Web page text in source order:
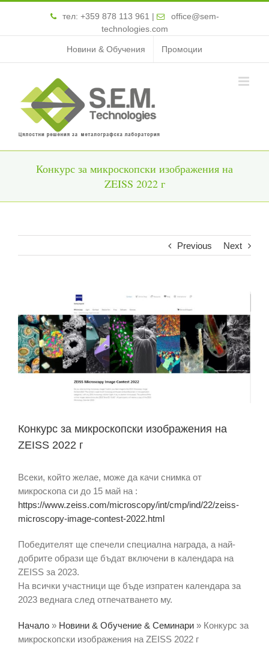
тел: +359 878 113 961 |
office@sem-
technologies.com
Новини & Обучения Промоции
Конкурс за микроскопски изображения на
ZEISS 2022 г
Previous Next
Конкурс за микроскопски изображения на
ZEISS 2022 г
Всеки, който желае, може да качи снимка от
микроскопа си до 15 май на :
https://www.zeiss.com/microscopy/int/cmp/ind/22/zeiss-
microscopy-image-contest-2022.html
Победителят ще спечели специална награда, а най-
добрите образи ще бъдат включени в календара на
ZEISS за 2023.
На всички участници ще бъде изпратен календара за
2023 веднага след отпечатването му.
Начало » Новини & Обучение & Семинари » Конкурс за
микроскопски изображения на ZEISS 2022 г